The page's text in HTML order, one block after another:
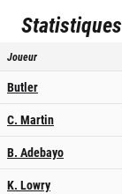
Statistiques
Joueur
Butler
C. Martin
B. Adebayo
K. Lowry